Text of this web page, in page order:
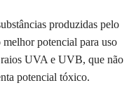
produzidas pelo
melhor potencial para uso
raios UVA e UVB, que não
potencial tóxico.